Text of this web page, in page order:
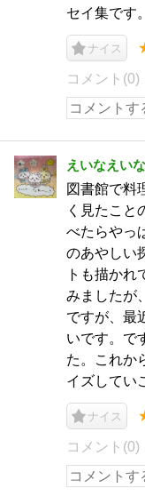
セイ集です。
ナイス
コメント(0)
えいなえいな
図書館で料
く見たこと
べたらやっ
のあやしい
トも描かれ
みましたが
ですが、最
いです。で
た。これか
イズしてい
ナイス
コメント(0)